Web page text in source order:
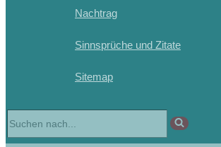
Nachtrag
Sinnsprüche und Zitate
Sitemap